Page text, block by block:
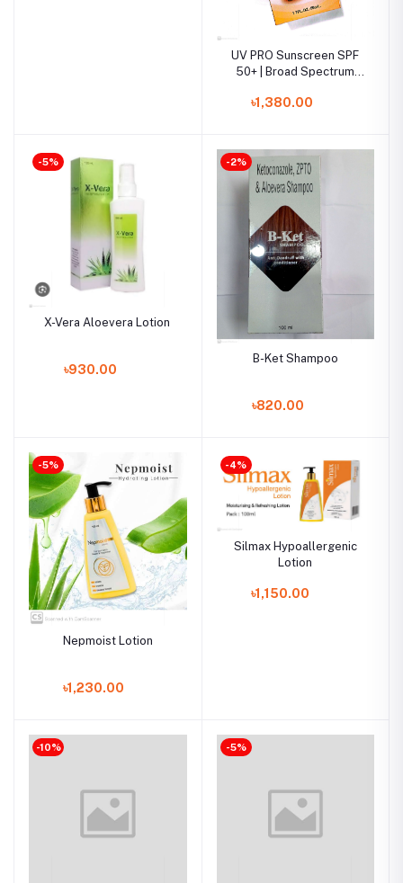
UV PRO Sunscreen SPF
50+ | Broad Spectrum
৳1,380.00
-5%
X-Vera Aloevera Lotion
৳930.00
-2%
B-Ket Shampoo
৳820.00
-5%
Nepmoist Lotion
৳1,230.00
-4%
Silmax Hypoallergenic
Lotion
৳1,150.00
-10% -5%